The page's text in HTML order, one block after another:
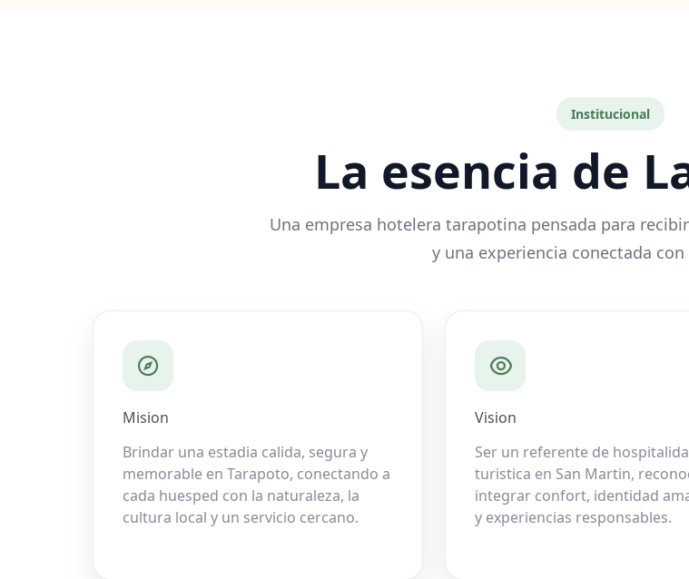
Institucional
La esencia de
Una empresa hotelera tarapotina pensada para
y una experiencia conectada
Mision
Brindar una estadia calida, segura y
memorable en Tarapoto, conectando a
cada huesped con la naturaleza, la
cultura local y un servicio cercano.
Vision
Ser un referente de
turistica en San Martin,
integrar confort, identidad
y experiencias responsables.